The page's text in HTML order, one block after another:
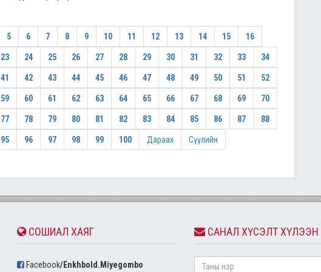
5 6 7 8 9 10 11 12 13 14 15 16
23 24 25 26 27 28 29 30 31 32 33 34
41 42 43 44 45 46 47 48 49 50 51 52
59 60 61 62 63 64 65 66 67 68 69 70
77 78 79 80 81 82 83 84 85 86 87 88
95 96 97 98 99 100 Дараах Сүүлийн
СОШИАЛ ХАЯГ
Facebook/Enkhbold.Miyegombo
САНАЛ ХҮСЭЛТ ХҮЛЭЭН